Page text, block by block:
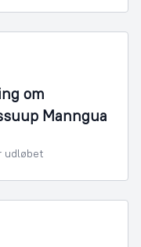
om
Manngua
udløbet